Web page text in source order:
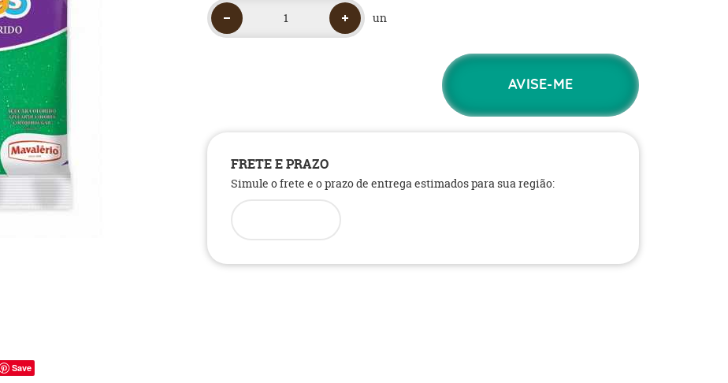
Save
un
AVISE-ME
FRETE E PRAZO
Simule o frete e o prazo de entrega estimados para sua região: